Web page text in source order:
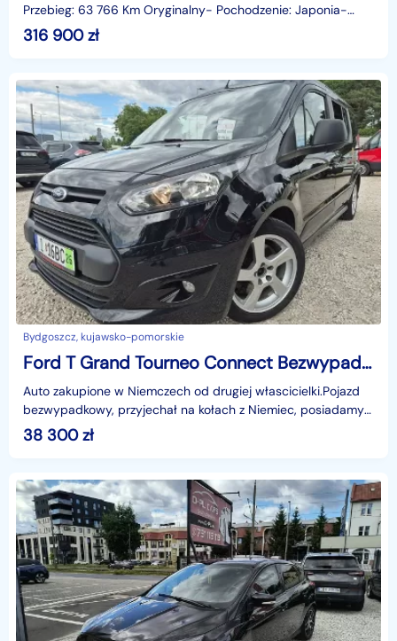
Przebieg: 63 766 Km Oryginalny- Pochodzenie: Japonia-
Zarejestrowany w Polsce- Bezwypadkowy w 100%- Serwi
316 900zł
Bydgoszcz, kujawsko-pomorskie
Ford T Grand Tourneo Connect Bezwypadek* Zadbany
Auto zakupione w Niemczech od drugiej włascicielki.Pojazd
bezwypadkowy, przyjechał na kołach z Niemiec, posiadamy
dokumentację z momentu zakupu.Wersja 7 -osobow
38 300zł